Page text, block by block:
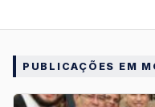
PUBLICAÇÕES EM